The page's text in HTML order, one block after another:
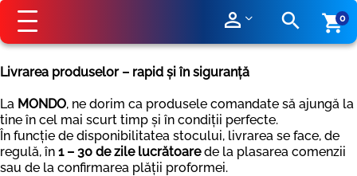
perm_identity search shopping_cart
0
Livrarea produselor – rapid și în siguranță
La MONDO, ne dorim ca produsele comandate să ajungă la
tine în cel mai scurt timp și în condiții perfecte.
În funcție de disponibilitatea stocului, livrarea se face, de
regulă, în 1 – 30 de zile lucrătoarede la plasarea comenzii
sau de la confirmarea plății proformei.